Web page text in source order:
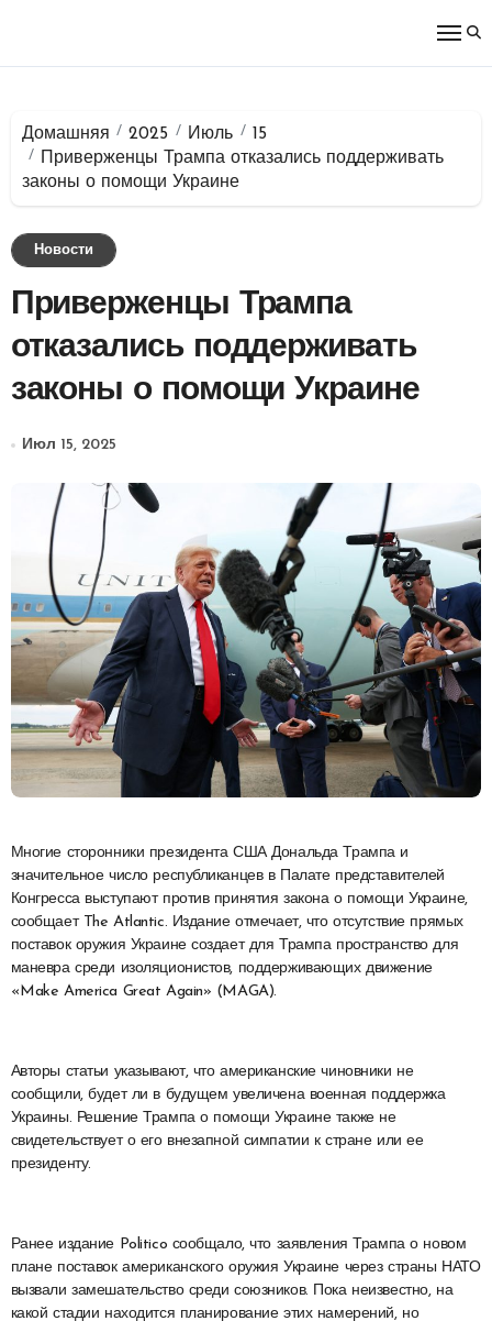
Домашняя 2025 Июль
15
Приверженцы Трампа отказались поддерживать
законы о помощи Украине
Новости
Приверженцы Трампа
отказались поддерживать
законы о помощи Украине
Июл 15, 2025
Многие сторонники президента США Дональда Трампа и
значительное число республиканцев в Палате представителей
Конгресса выступают против принятия закона о помощи Украине,
сообщает The Atlantic. Издание отмечает, что отсутствие прямых
поставок оружия Украине создает для Трампа пространство для
маневра среди изоляционистов, поддерживающих движение
«Make America Great Again» (MAGA).
Авторы статьи указывают, что американские чиновники не
сообщили, будет ли в будущем увеличена военная поддержка
Украины. Решение Трампа о помощи Украине также не
свидетельствует о его внезапной симпатии к стране или ее
президенту.
Ранее издание Politico сообщало, что заявления Трампа о новом
плане поставок американского оружия Украине через страны НАТО
вызвали замешательство среди союзников. Пока неизвестно, на
какой стадии находится планирование этих намерений, но